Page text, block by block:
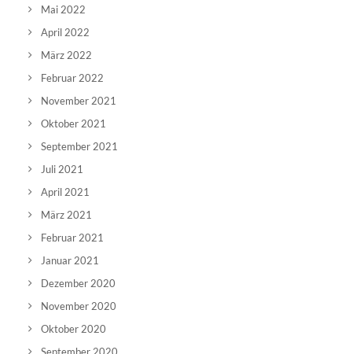
Mai 2022
April 2022
März 2022
Februar 2022
November 2021
Oktober 2021
September 2021
Juli 2021
April 2021
März 2021
Februar 2021
Januar 2021
Dezember 2020
November 2020
Oktober 2020